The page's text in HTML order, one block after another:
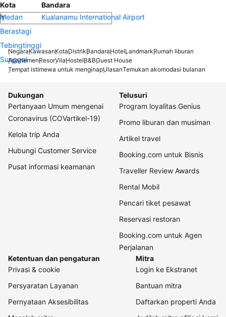
Kota
Medan
Berastagi
Tebingtinggi
Sunggal
Bandara
Kualanamu International Airport
NegaraKawasanKotaDistrikBandaraHotelLandmarkRumah liburan
ApartemenResorVilaHostelB&BGuest House
Tempat istimewa untuk menginapUlasanTemukan akomodasi bulanan
Dukungan
Pertanyaan Umum mengenai
Coronavirus (COVartikel-19)
Kelola trip Anda
Hubungi Customer Service
Pusat informasi keamanan
Telusuri
Program loyalitas Genius
Promo liburan dan musiman
Artikel travel
Booking.com untuk Bisnis
Traveller Review Awards
Rental Mobil
Pencari tiket pesawat
Reservasi restoran
Booking.com untuk Agen
Perjalanan
Ketentuan dan pengaturan
Privasi & cookie
Persyaratan Layanan
Pernyataan Aksesibilitas
Mitra
Login ke Ekstranet
Bantuan mitra
Daftarkan properti Anda